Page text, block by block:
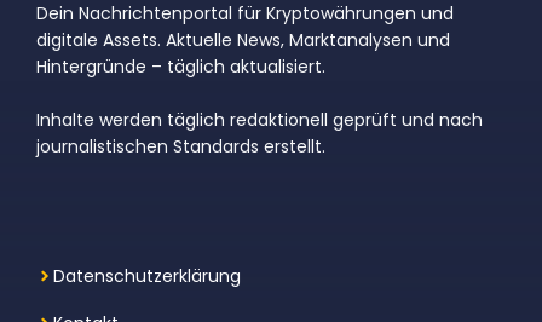
Dein Nachrichtenportal für Kryptowährungen und
digitale Assets. Aktuelle News, Marktanalysen und
Hintergründe – täglich aktualisiert.
Inhalte werden täglich redaktionell geprüft und nach
journalistischen Standards erstellt.
Datenschutzerklärung